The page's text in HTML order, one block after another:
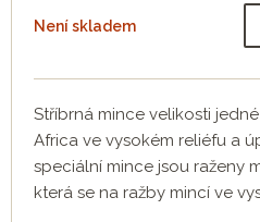
Není skladem
Stříbrná mince velikosti
Africa ve vysokém reliéfu a
speciální mince jsou raženy
která se na ražby mincí ve